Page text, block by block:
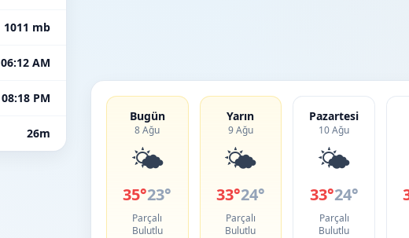
1011 mb
06:12 AM
08:18 PM
26m
Bugün
8 Ağu
🌤️
35°23°
Parçalı
Bulutlu
Yarın
9 Ağu
🌤️
33°24°
Parçalı
Bulutlu
Pazartesi
10 Ağu
🌤️
33°24°
Parçalı
Bulutlu